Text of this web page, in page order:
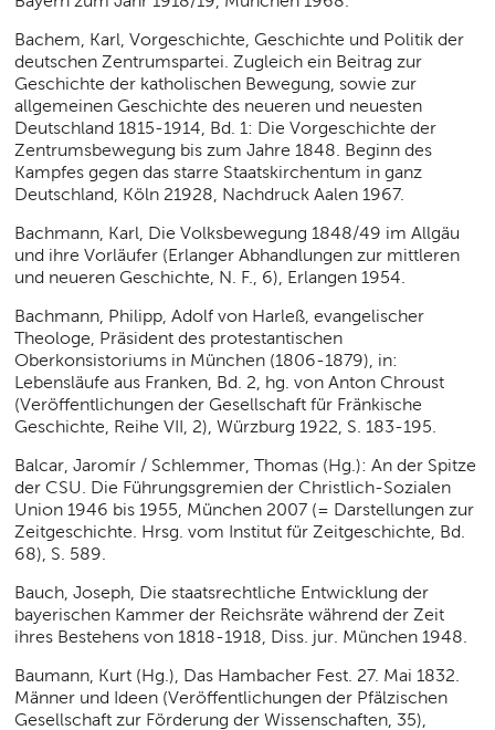
Bachem, Karl, Vorgeschichte, Geschichte und Politik der
deutschen Zentrumspartei. Zugleich ein Beitrag zur
Geschichte der katholischen Bewegung, sowie zur
allgemeinen Geschichte des neueren und neuesten
Deutschland 1815-1914, Bd. 1: Die Vorgeschichte der
Zentrumsbewegung bis zum Jahre 1848. Beginn des
Kampfes gegen das starre Staatskirchentum in ganz
Deutschland, Köln 21928, Nachdruck Aalen 1967.
Bachmann, Karl, Die Volksbewegung 1848/49 im Allgäu
und ihre Vorläufer (Erlanger Abhandlungen zur mittleren
und neueren Geschichte, N. F., 6), Erlangen 1954.
Bachmann, Philipp, Adolf von Harleß, evangelischer
Theologe, Präsident des protestantischen
Oberkonsistoriums in München (1806-1879), in:
Lebensläufe aus Franken, Bd. 2, hg. von Anton Chroust
(Veröffentlichungen der Gesellschaft für Fränkische
Geschichte, Reihe VII, 2), Würzburg 1922, S. 183-195.
Balcar, Jaromír / Schlemmer, Thomas (Hg.): An der Spitze
der CSU. Die Führungsgremien der Christlich-Sozialen
Union 1946 bis 1955, München 2007 (= Darstellungen zur
Zeitgeschichte. Hrsg. vom Institut für Zeitgeschichte, Bd.
68), S. 589.
Bauch, Joseph, Die staatsrechtliche Entwicklung der
bayerischen Kammer der Reichsräte während der Zeit
ihres Bestehens von 1818-1918, Diss. jur. München 1948.
Baumann, Kurt (Hg.), Das Hambacher Fest. 27. Mai 1832.
Männer und Ideen (Veröffentlichungen der Pfälzischen
Gesellschaft zur Förderung der Wissenschaften, 35),